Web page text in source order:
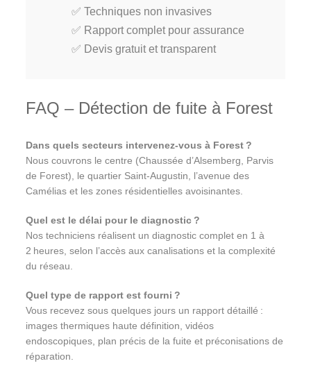
✅ Techniques non invasives
✅ Rapport complet pour assurance
✅ Devis gratuit et transparent
FAQ – Détection de fuite à Forest
Dans quels secteurs intervenez‑vous à Forest ?
Nous couvrons le centre (Chaussée d’Alsemberg, Parvis
de Forest), le quartier Saint‐Augustin, l’avenue des
Camélias et les zones résidentielles avoisinantes.
Quel est le délai pour le diagnostic ?
Nos techniciens réalisent un diagnostic complet en 1 à
2 heures, selon l’accès aux canalisations et la complexité
du réseau.
Quel type de rapport est fourni ?
Vous recevez sous quelques jours un rapport détaillé :
images thermiques haute définition, vidéos
endoscopiques, plan précis de la fuite et préconisations de
réparation.